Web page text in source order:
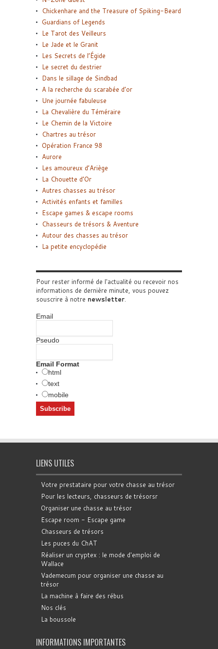
Chickenhare and the Treasure of Spiking-Beard
Guardians of Legends
Le Tarot des Veilleurs
Le Jade et le Granit
Les Secrets de l’Égide
Le secret du destrier
Dans le sillage de Sindbad
A la recherche du scarabée d’or
Une journée fabuleuse
La Chevalière du Téméraire
Le Chemin de la Victoire
Chartres au trésor
Opération France 98
Aurore
Les amoureux d’Ariège
La Chouette d’Or
Autres chasses au trésor
Activités enfants et familles
Escape games & escape rooms
Chasseurs de trésors & Aventure
Autour des chasses au trésor
La petite encyclopédie
Pour rester informé de l'actualité ou recevoir nos
informations de dernière minute, vous pouvez
souscrire à notre newsletter.
Email
Pseudo
Email Format
html
text
mobile
LIENS UTILES
Votre prestataire pour votre chasse au trésor
Pour les lecteurs, chasseurs de trésorsr
Organiser une chasse au trésor
Escape room - Escape game
Chasseurs de trésors
Les puces du ChAT
Réaliser un cryptex : le mode d'emploi de
Wallace
Vademecum pour organiser une chasse au
trésor
La machine à faire des rébus
Nos clés
La boussole
INFORMATIONS IMPORTANTES